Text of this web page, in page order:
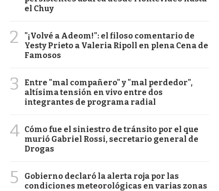
el Chuy
2
"¡Volvé a Adeom!": el filoso comentario de
Yesty Prieto a Valeria Ripoll en plena Cena de
Famosos
3
Entre "mal compañero" y "mal perdedor",
altísima tensión en vivo entre dos
integrantes de programa radial
4 Cómo fue el siniestro de tránsito por el que
murió Gabriel Rossi, secretario general de
Drogas
5
Gobierno declaró la alerta roja por las
condiciones meteorológicas en varias zonas